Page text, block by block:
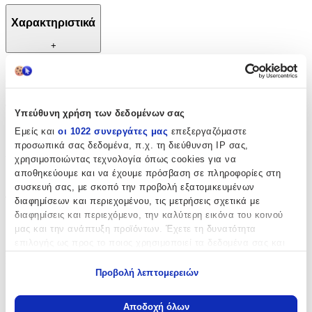
Υπεύθυνη χρήση των δεδομένων σας
Εμείς και οι 1022 συνεργάτες μας επεξεργαζόμαστε
προσωπικά σας δεδομένα, π.χ. τη διεύθυνση IP σας,
χρησιμοποιώντας τεχνολογία όπως cookies για να
αποθηκεύουμε και να έχουμε πρόσβαση σε πληροφορίες στη
συσκευή σας, με σκοπό την προβολή εξατομικευμένων
διαφημίσεων και περιεχομένου, τις μετρήσεις σχετικά με
διαφημίσεις και περιεχόμενο, την καλύτερη εικόνα του κοινού
μας και την ανάπτυξη προϊόντων. Έχετε τη δυνατότητα
Να συλλέξουμε πληροφορίες σχετικά με τη γεωγραφική
Προβολή λεπτομερειών
Αποδοχή όλων
Χαρακτηριστικά
+
Χαρακτηριστικά
Κορίτσι
Χρώμα
Λευκό
Τεμάχια:
6